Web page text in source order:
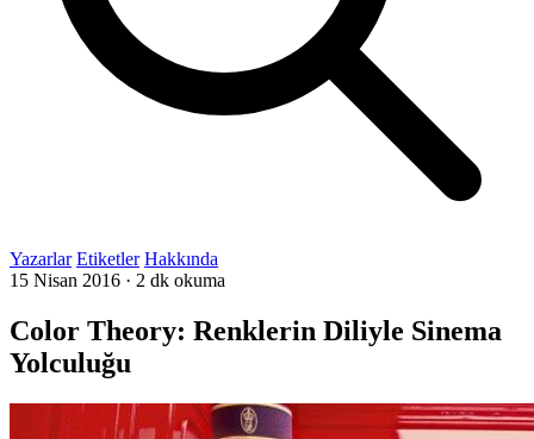
Yazarlar Etiketler Hakkında
15 Nisan 2016 · 2 dk okuma
Color Theory: Renklerin Diliyle Sinema
Yolculuğu